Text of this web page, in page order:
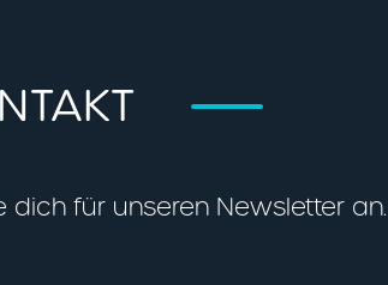
für unseren Newsletter an.